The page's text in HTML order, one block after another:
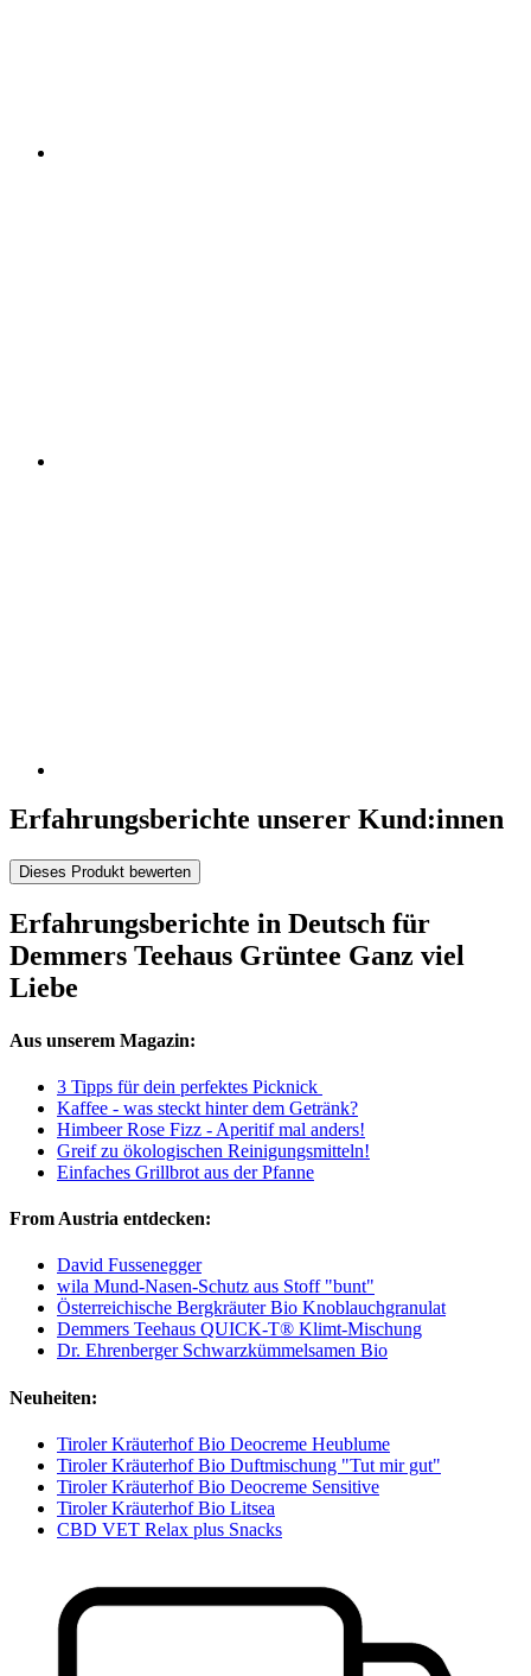
Erfahrungsberichte unserer Kund:innen
Dieses Produkt bewerten
Erfahrungsberichte in Deutsch für
Demmers Teehaus Grüntee Ganz viel
Liebe
Aus unserem Magazin:
3 Tipps für dein perfektes Picknick
Kaffee - was steckt hinter dem Getränk?
Himbeer Rose Fizz - Aperitif mal anders!
Greif zu ökologischen Reinigungsmitteln!
Einfaches Grillbrot aus der Pfanne
From Austria entdecken:
David Fussenegger
wila Mund-Nasen-Schutz aus Stoff "bunt"
Österreichische Bergkräuter Bio Knoblauchgranulat
Demmers Teehaus QUICK-T® Klimt-Mischung
Dr. Ehrenberger Schwarzkümmelsamen Bio
Neuheiten:
Tiroler Kräuterhof Bio Deocreme Heublume
Tiroler Kräuterhof Bio Duftmischung "Tut mir gut"
Tiroler Kräuterhof Bio Deocreme Sensitive
Tiroler Kräuterhof Bio Litsea
CBD VET Relax plus Snacks